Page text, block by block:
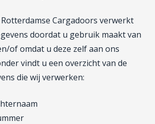
Cargadoors verwerkt
doordat u gebruik maakt van
of omdat u deze zelf aan ons
vindt u een overzicht van de
die wij verwerken: